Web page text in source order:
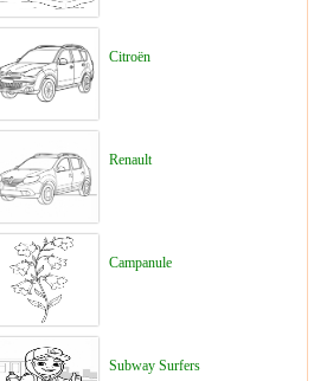
Citroën
Renault
Campanule
Subway Surfers